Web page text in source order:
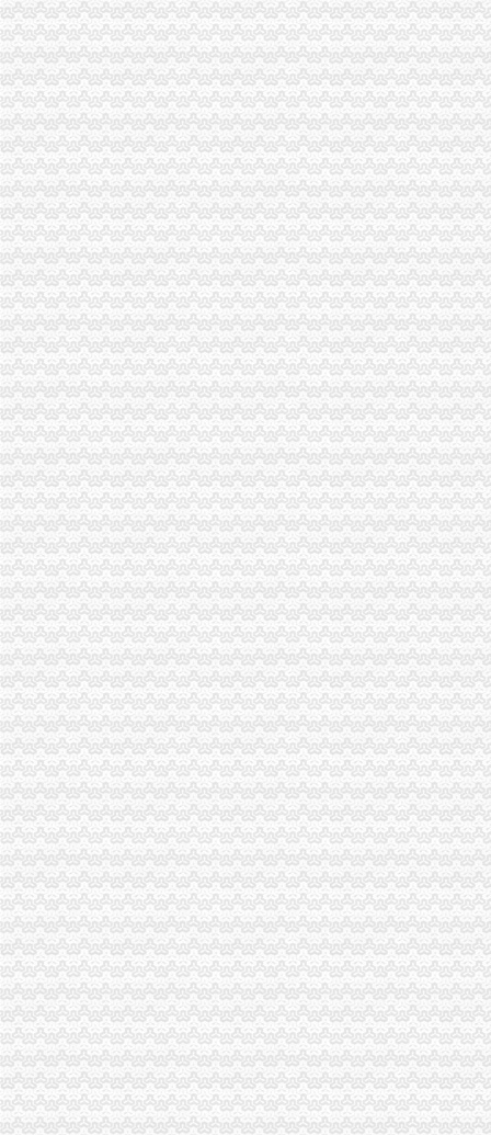
重庆沙坪坝门户网
晨报万事通_新浪新闻
钟律师（组图）_网易新闻
安徽省：中央第四环境保护督察组向我省转办的群众信访举报件及地方
自贡市鼎盛汽车贸易有限公司_【信用信息_诉讼信息_财务信息_注册信
：重庆路桥：北京市中伦律师事务所关于重庆路桥股份有限公
全城急寻“白发的哥”：因为信任才把行李留车上_新浪重庆新闻_新浪
国网武隆供电：搭建微企致富平台--重庆视窗--人民网
failed：万事通_资讯频道_凤凰网
塑钢门窗制作、安装合同-chuanfu110@126的日志-网易博客
沙坪坝区中院迁建工程环境评估招标公告_中国招标网_重庆市招标
重庆轨道交通六号线会展支线、一号线（沙坪坝—大学城段）地下车站
[免费]光华·光水城二期招标书-招标-光水城,招标
你不操社会但你要懂社会-风行杂谈-重庆风行天下车友会|重庆大
重庆新闻_天重庆站
重庆新闻_天重庆站
重庆国信投资控股有限公司公开发行2015年公司券（第一期）募集
全城急寻“白发的哥”你为何带走乘客行李箱？-puppy_puppy的空间-